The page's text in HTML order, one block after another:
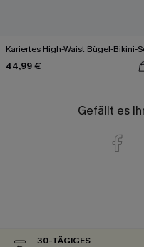
Kariertes High-Waist Bügel-Bikini-
44,99 €
Gefällt es
30-TÄGIGES